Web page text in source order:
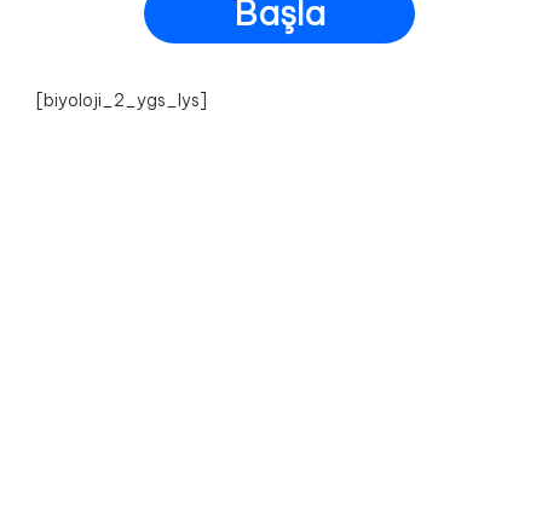
Başla
[biyoloji_2_ygs_lys]